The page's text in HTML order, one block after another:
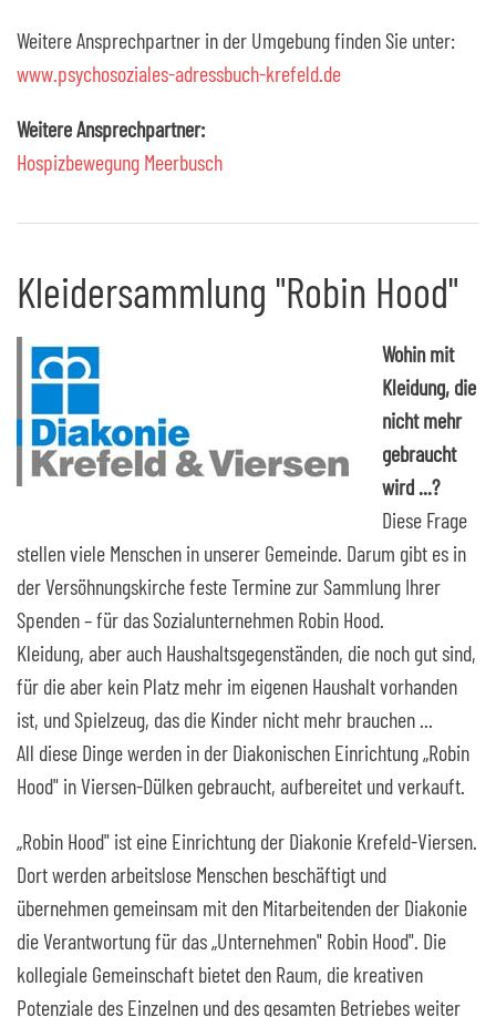
Weitere Ansprechpartner in der Umgebung finden Sie unter:
www.psychosoziales-adressbuch-krefeld.de
Weitere Ansprechpartner:
Hospizbewegung Meerbusch
Kleidersammlung "Robin Hood"
Wohin mit
Kleidung, die
nicht mehr
gebraucht
wird ...?
Diese Frage
stellen viele Menschen in unserer Gemeinde. Darum gibt es in
der Versöhnungskirche feste Termine zur Sammlung Ihrer
Spenden – für das Sozialunternehmen Robin Hood.
Kleidung, aber auch Haushaltsgegenständen, die noch gut sind,
für die aber kein Platz mehr im eigenen Haushalt vorhanden
ist, und Spielzeug, das die Kinder nicht mehr brauchen ...
All diese Dinge werden in der Diakonischen Einrichtung „Robin
Hood" in Viersen-Dülken gebraucht, aufbereitet und verkauft.
„Robin Hood" ist eine Einrichtung der Diakonie Krefeld-Viersen.
Dort werden arbeitslose Menschen beschäftigt und
übernehmen gemeinsam mit den Mitarbeitenden der Diakonie
die Verantwortung für das „Unternehmen" Robin Hood". Die
kollegiale Gemeinschaft bietet den Raum, die kreativen
Potenziale des Einzelnen und des gesamten Betriebes weiter